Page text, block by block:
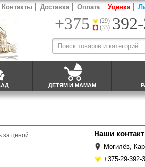
ДЕТЯМ И МАМАМ
Контакты Доставка Оплата Уценка
+375
(29)
(33)
за ценой Наши
Могилёв,
+375-29-392-